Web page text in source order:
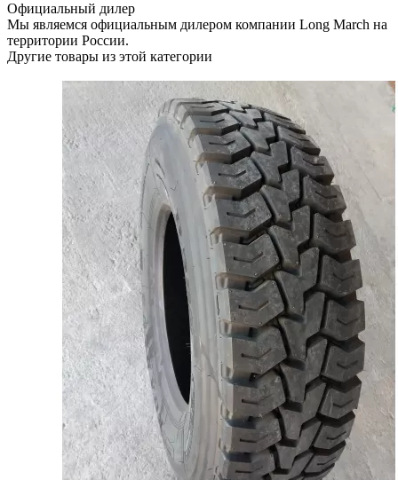
Официальный дилер
Мы являемся официальным дилером компании Long March на
территории России.
Другие товары из этой категории